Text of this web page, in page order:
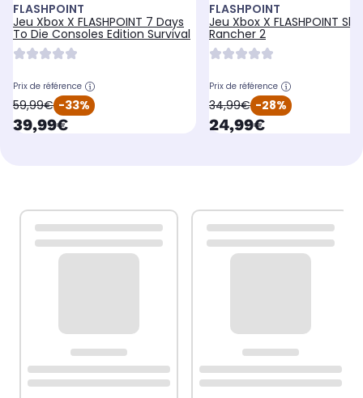
FLASHPOINT
Jeu Xbox X FLASHPOINT 7 Days
To Die Consoles Edition Survival
Prix de référence
oldPrice
59,99€ -33%
currentPrice
39,99€
FLASHPOINT
Jeu Xbox X FLASHPOINT
Rancher 2
Prix de référence
oldPrice
34,99€ -28%
currentPrice
24,99€